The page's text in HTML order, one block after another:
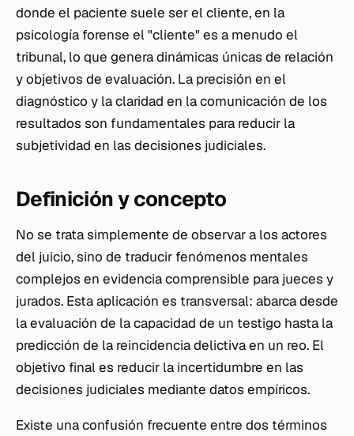
donde el paciente suele ser el cliente, en la
psicología forense el "cliente" es a menudo el
tribunal, lo que genera dinámicas únicas de relación
y objetivos de evaluación. La precisión en el
diagnóstico y la claridad en la comunicación de los
resultados son fundamentales para reducir la
subjetividad en las decisiones judiciales.
Definición y concepto
No se trata simplemente de observar a los actores
del juicio, sino de traducir fenómenos mentales
complejos en evidencia comprensible para jueces y
jurados. Esta aplicación es transversal: abarca desde
la evaluación de la capacidad de un testigo hasta la
predicción de la reincidencia delictiva en un reo. El
objetivo final es reducir la incertidumbre en las
decisiones judiciales mediante datos empíricos.
Existe una confusión frecuente entre dos términos